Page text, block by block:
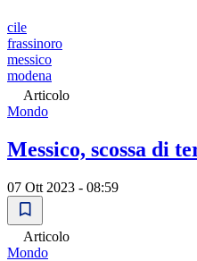
cile
frassinoro
messico
modena
Articolo
Mondo
Messico, scossa di
07 Ott 2023 - 08:59
Articolo
Mondo